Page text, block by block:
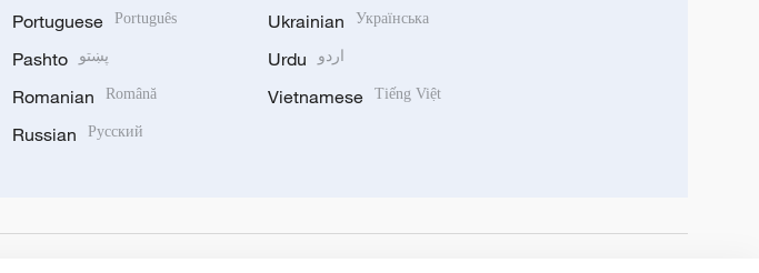
Portuguese Português
Pashto پښتو
Romanian Română
Russian Русский
Ukrainian Українська
Urdu اردو
Vietnamese Tiếng Việt